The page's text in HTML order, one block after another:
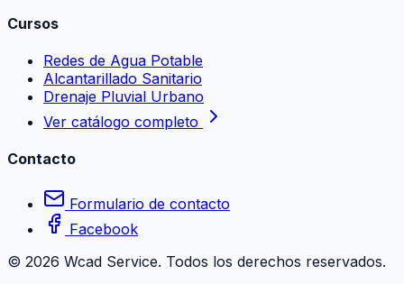
Cursos
Redes de Agua Potable
Alcantarillado Sanitario
Drenaje Pluvial Urbano
Ver catálogo completo
Contacto
Formulario de contacto
Facebook
© 2026 Wcad Service. Todos los derechos reservados.